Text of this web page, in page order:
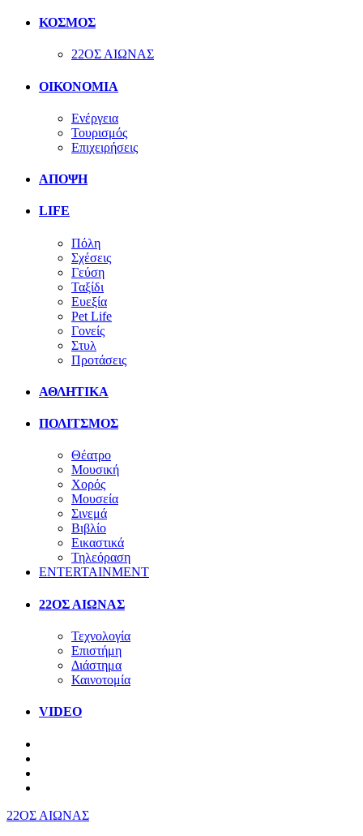
ΚΟΣΜΟΣ
22ΟΣ ΑΙΩΝΑΣ
ΟΙΚΟΝΟΜΙΑ
Ενέργεια
Τουρισμός
Επιχειρήσεις
ΑΠΟΨΗ
LIFE
Πόλη
Σχέσεις
Γεύση
Ταξίδι
Ευεξία
Pet Life
Γονείς
Στυλ
Προτάσεις
ΑΘΛΗΤΙΚΑ
ΠΟΛΙΤΣΜΟΣ
Θέατρο
Μουσική
Χορός
Μουσεία
Σινεμά
Βιβλίο
Εικαστικά
Τηλεόραση
ENTERTAINMENT
22ΟΣ ΑΙΩΝΑΣ
Τεχνολογία
Επιστήμη
Διάστημα
Καινοτομία
VIDEO
22ΟΣ ΑΙΩΝΑΣ